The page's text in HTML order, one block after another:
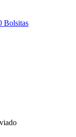
Bolsitas